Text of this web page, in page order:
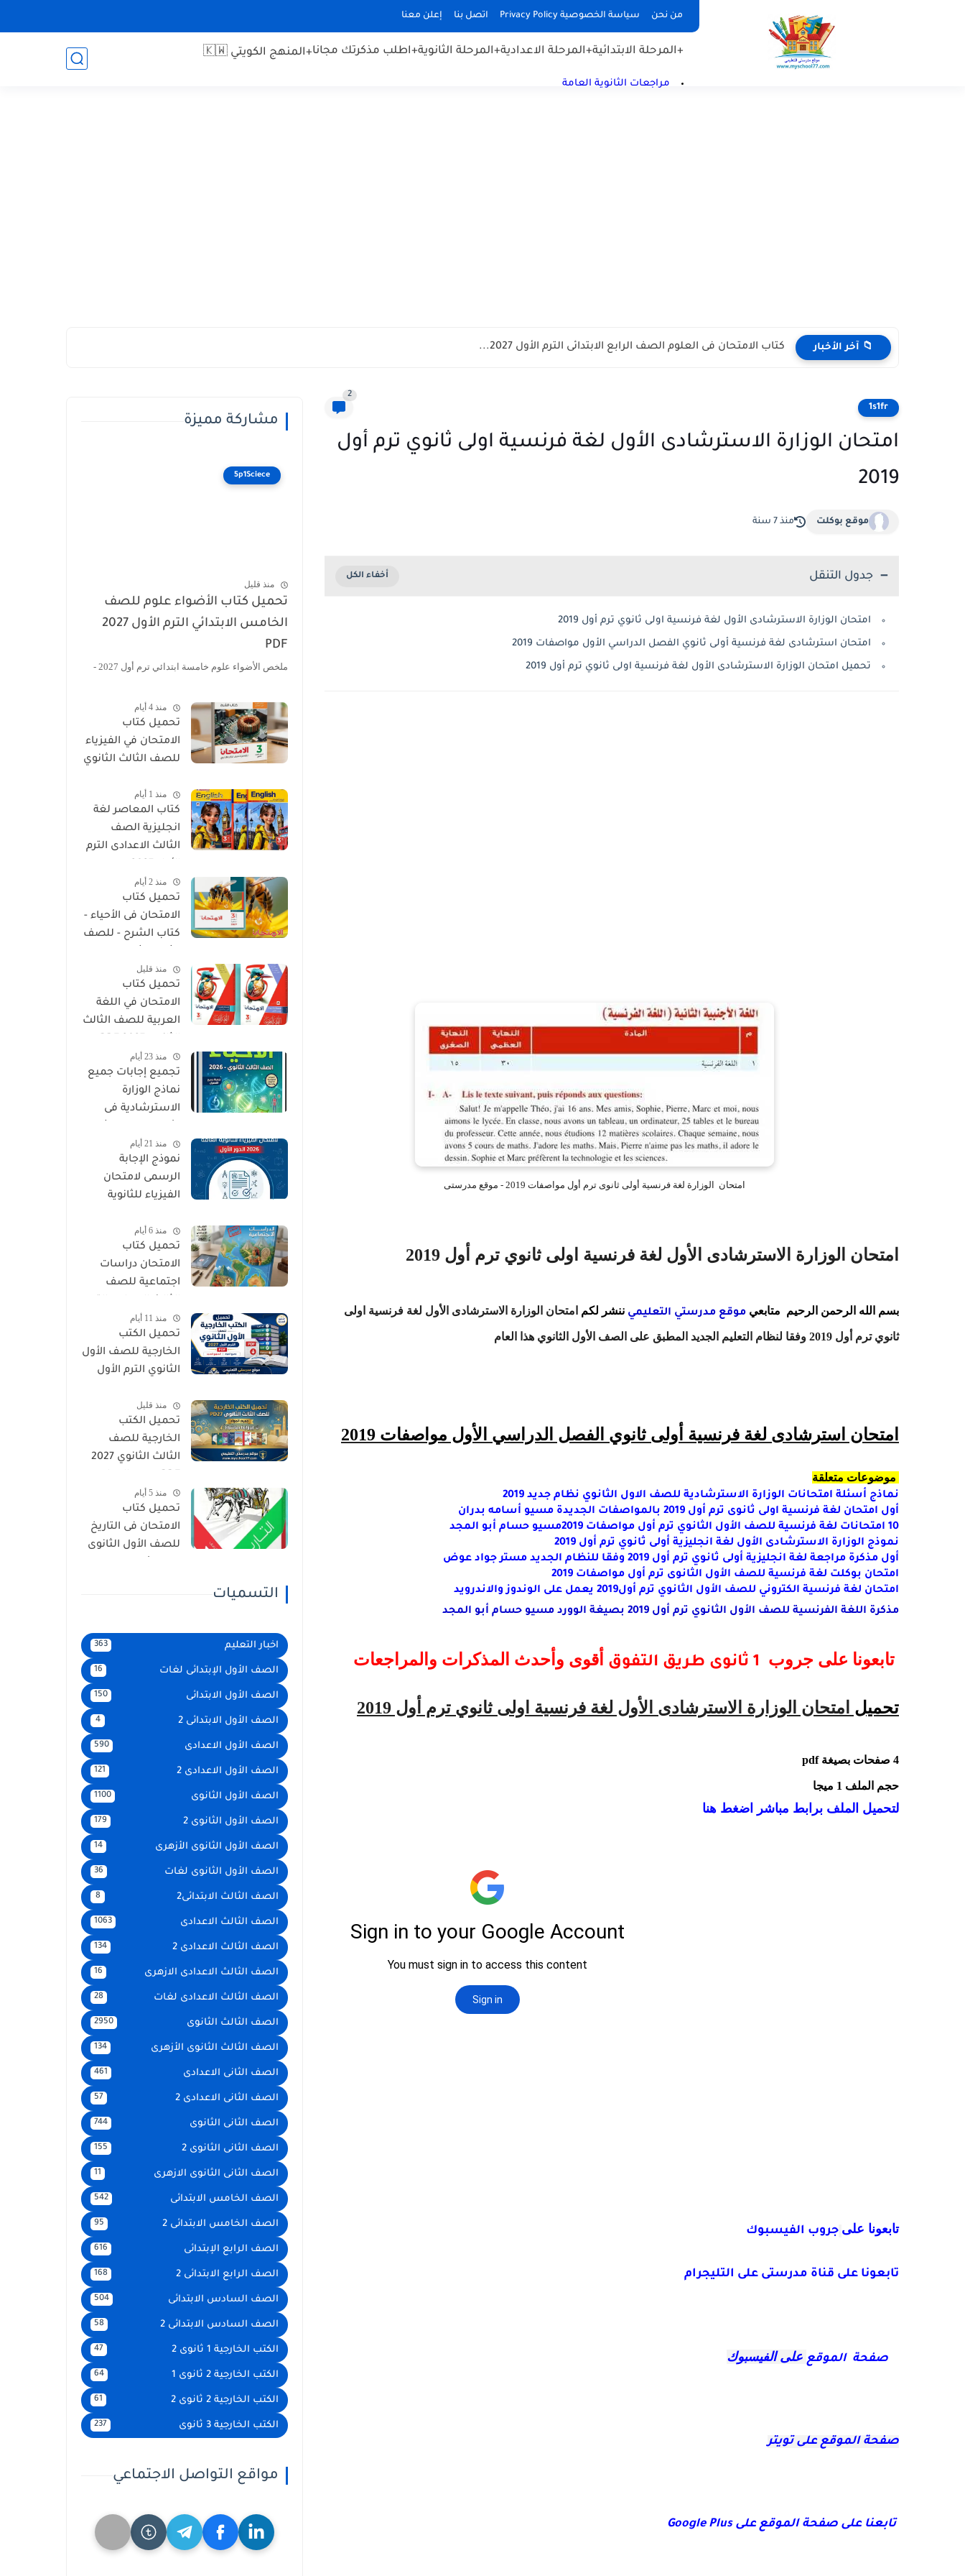
من نحن سياسة الخصوصية Privacy Policy اتصل بنا إعلن معنا
+المرحلة الابتدائية+المرحلة الاعدادية+المرحلة الثانوية+اطلب مذكرتك مجانا+المنهج الكويتي 🇰🇼
مراجعات الثانوية العامة
📁 آخر الأخبار كتاب الامتحان فى العلوم الصف الرابع الابتدائى الترم الأول 2027...
1s1fr
2
امتحان الوزارة الاسترشادى الأول لغة فرنسية اولى ثانوي ترم أول
2019
موقع بوكلت منذ 7 سنة
جدول التنقل
امتحان الوزارة الاسترشادى الأول لغة فرنسية اولى ثانوي ترم أول 2019
امتحان استرشادى لغة فرنسية أولى ثانوي الفصل الدراسي الأول مواصفات 2019
تحميل امتحان الوزارة الاسترشادى الأول لغة فرنسية اولى ثانوي ترم أول 2019
امتحان الوزارة لغة فرنسية أولى ثانوى ترم أول مواصفات 2019 - موقع مدرستى
امتحان الوزارة الاسترشادى الأول لغة فرنسية اولى ثانوي ترم أول 2019
بسم الله الرحمن الرحيم متابعي موقع مدرستي التعليمي ننشر لكم امتحان الوزارة الاسترشادى الأول لغة فرنسية اولى
ثانوي ترم أول 2019 وفقا لنظام التعليم الجديد المطبق على الصف الأول الثانوي هذا العام
امتحان استرشادى لغة فرنسية أولى ثانوي الفصل الدراسي الأول مواصفات 2019
موضوعات متعلقة
نماذج أسئلة امتحانات الوزارة الاسترشادية للصف الاول الثانوي نظام جديد 2019
أول امتحان لغة فرنسية اولى ثانوى ترم أول 2019 بالمواصفات الجديدة مسيو أسامه بدران
10 امتحانات لغة فرنسية للصف الأول الثانوي ترم أول مواصفات 2019مسيو حسام أبو المجد
نموذج الوزارة الاسترشادى الأول لغة انجليزية أولى ثانوي ترم أول 2019
أول مذكرة مراجعة لغة انجليزية أولى ثانوي ترم أول 2019 وفقا للنظام الجديد مستر جواد عوض
امتحان بوكلت لغة فرنسية للصف الأول الثانوى ترم أول مواصفات 2019
امتحان لغة فرنسية الكتروني للصف الأول الثانوي ترم أول2019 يعمل على الوندوز والاندرويد
مذكرة اللغة الفرنسية للصف الأول الثانوي ترم أول 2019 بصيغة الوورد مسيو حسام أبو المجد
تابعونا على جروب 1 ثانوى طريق التفوق أقوى وأحدث المذكرات والمراجعات
تحميل امتحان الوزارة الاسترشادى الأول لغة فرنسية اولى ثانوي ترم أول 2019
4 صفحات بصيغة pdf
حجم الملف 1 ميجا
لتحميل الملف برابط مباشر اضغط هنا
تابعونا على جروب الفيسبوك
تابعونا على قناة مدرستى على التليجرام
صفحة الموقع على الفيسبوك
صفحة الموقع على تويتر
تابعنا على صفحة الموقع علىGoogle Plus
مشاركة مميزة
5p1Sciece
منذ قليل
تحميل كتاب الأضواء علوم للصف
الخامس الابتدائي الترم الأول 2027
PDF
ملخص الأضواء علوم خامسة ابتدائي ترم أول 2027 -
منذ 4 أيام
تحميل كتاب
الامتحان في الفيزياء
للصف الثالث الثانوي
الشرح
منذ 1 أيام
كتاب المعاصر لغة
انجليزية الصف
الثالث الاعدادى الترم
منذ 2 أيام
تحميل كتاب
الامتحان فى الأحياء -
كتاب الشرح - للصف
PDFمنذ قليل
تحميل كتاب
الامتحان في اللغة
العربية للصف الثالث
كتاب الأسئلة
والتدريبات كامل
منذ 23 أيام
تجميع إجابات جميع
نماذج الوزارة
الاسترشادية فى
الثانوي 2026
منذ 21 أيام
نموذج الإجابة
الرسمى لامتحان
الفيزياء للثانوية
الأول
منذ 6 أيام
تحميل كتاب
الامتحان دراسات
اجتماعية للصف
الأول 2027 PDF
منذ 11 أيام
تحميل الكتب
الخارجية للصف الأول
الثانوي الترم الأول
المواد المنهج
الجديد)
منذ قليل
تحميل الكتب
الخارجية للصف
الثالث الثانوي 2027
(بروابط مباشرة)
منذ 5 أيام
تحميل كتاب
الامتحان فى التاريخ
للصف الأول الثانوى
التسميات
اخبار التعليم 363
الصف الأول الإبتدائى لغات 16
الصف الأول الابتدائى 150
الصف الأول الابتدائى 2 4
الصف الأول الاعدادى 590
الصف الأول الاعدادى 2 121
الصف الأول الثانوى 1100
الصف الأول الثانوى 2 179
الصف الأول الثانوى الأزهرى 14
الصف الأول الثانوى لغات 36
الصف الثالث الابتدائى2 8
الصف الثالث الاعدادى 1063
الصف الثالث الاعدادى 2 134
الصف الثالث الاعدادى الازهرى 16
الصف الثالث الاعدادى لغات 28
الصف الثالث الثانوى 2950
الصف الثالث الثانوى الأزهرى 134
الصف الثانى الاعدادى 461
الصف الثانى الاعدادى 2 57
الصف الثانى الثانوى 744
الصف الثانى الثانوى 2 155
الصف الثانى الثانوى الازهرى 11
الصف الخامس الابتدائى 542
الصف الخامس الابتدائى 2 95
الصف الرابع الإبتدائى 616
الصف الرابع الابتدائى 2 168
الصف السادس الابتدائى 504
الصف السادس الابتدائى 2 58
الكتب الخارجية 1 ثانوى 2 47
الكتب الخارجية 2 ثانوى 1 64
الكتب الخارجية 2 ثانوى 2 61
الكتب الخارجية 3 ثانوى 237
مواقع التواصل الاجتماعي